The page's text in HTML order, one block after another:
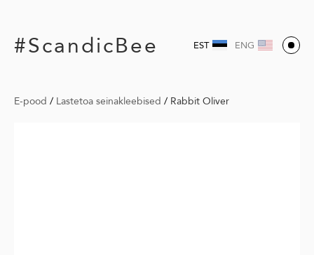
#ScandicBee EST ENG
E-pood / Lastetoa seinakleebised / Rabbit Oliver